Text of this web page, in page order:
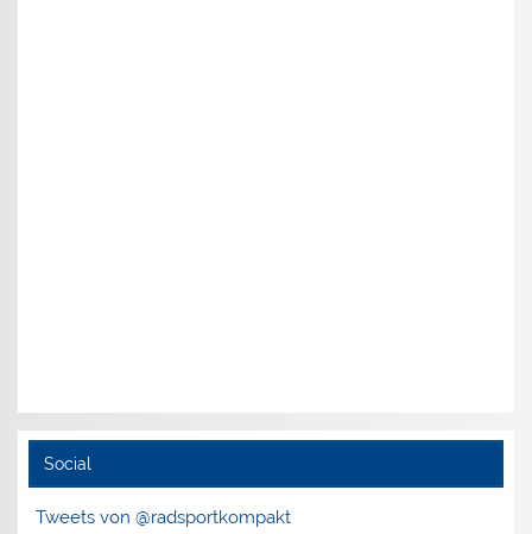
Social
Tweets von @radsportkompakt